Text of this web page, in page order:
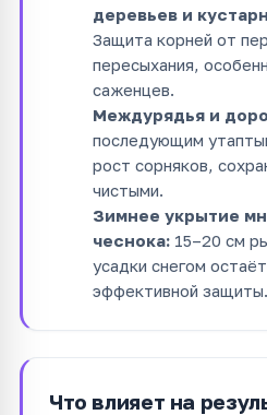
деревьев и
Защита корней от
пересыхания,
саженцев.
Междурядья и
последующим
рост сорняков,
чистыми.
Зимнее укрытие
чеснока: 15–20 см
усадки снегом
эффективной защиты.
Что влияет на